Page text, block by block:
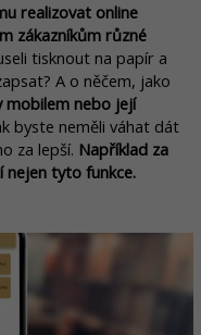
realizovat online
zákazníkům různé
tisknout na papír a
A o něčem, jako
mobilem nebo její
byste neměli váhat dát
za lepší. Například za
nejen tyto funkce.